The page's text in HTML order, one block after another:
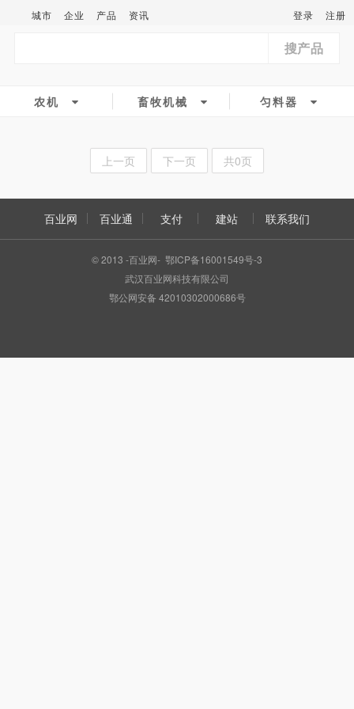
城市 企业 产品 资讯 登录 注册
搜产品
农机 畜牧机械 匀料器
上一页 下一页 共0页
百业网 百业通 支付 建站 联系我们
© 2013 -百业网- 鄂ICP备16001549号-3
武汉百业网科技有限公司
鄂公网安备 42010302000686号